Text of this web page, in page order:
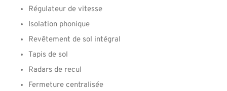
Régulateur de vitesse
Isolation phonique
Revêtement de sol intégral
Tapis de sol
Radars de recul
Fermeture centralisée